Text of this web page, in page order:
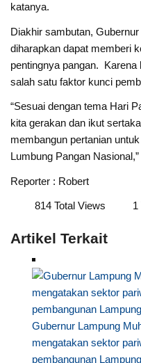
katanya.
Diakhir sambutan,
diharapkan dapat memberi
pentingnya pangan. Karena
salah satu faktor kunci
“Sesuai dengan tema Hari
kita gerakan dan ikut
membangun pertanian
Lumbung Pangan
Reporter : Robert
814 Total Views 1
Artikel Terkait
Gubernur Lampung
mengatakan sektor
pembangunan Lampung